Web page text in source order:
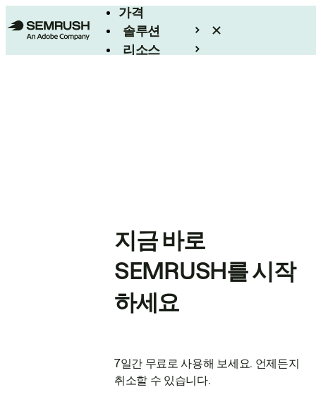
가격
솔루션
리소스
지금 바로
SEMRUSH를 시작
하세요
7일간 무료로 사용해 보세요. 언제든지
취소할 수 있습니다.